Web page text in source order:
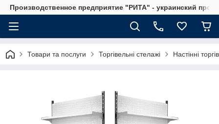
Производственное предприятие "РИТА" - украинский
Товари та послуги Торгівельні стелажі Настінні